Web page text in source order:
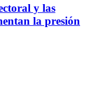
y las
la presión